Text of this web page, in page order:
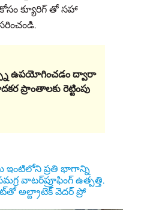
క్యూరిగ్ తో సహా
ఉపయోగించడం ద్వారా
ప్రాంతాలకు రెట్టింపు
ఇంటిలోని ప్రతి భాగాన్ని
వాటర్‌ప్రూఫింగ్ ఉత్పత్తి.
అల్ట్రాటెక్ వెదర్ ప్రో